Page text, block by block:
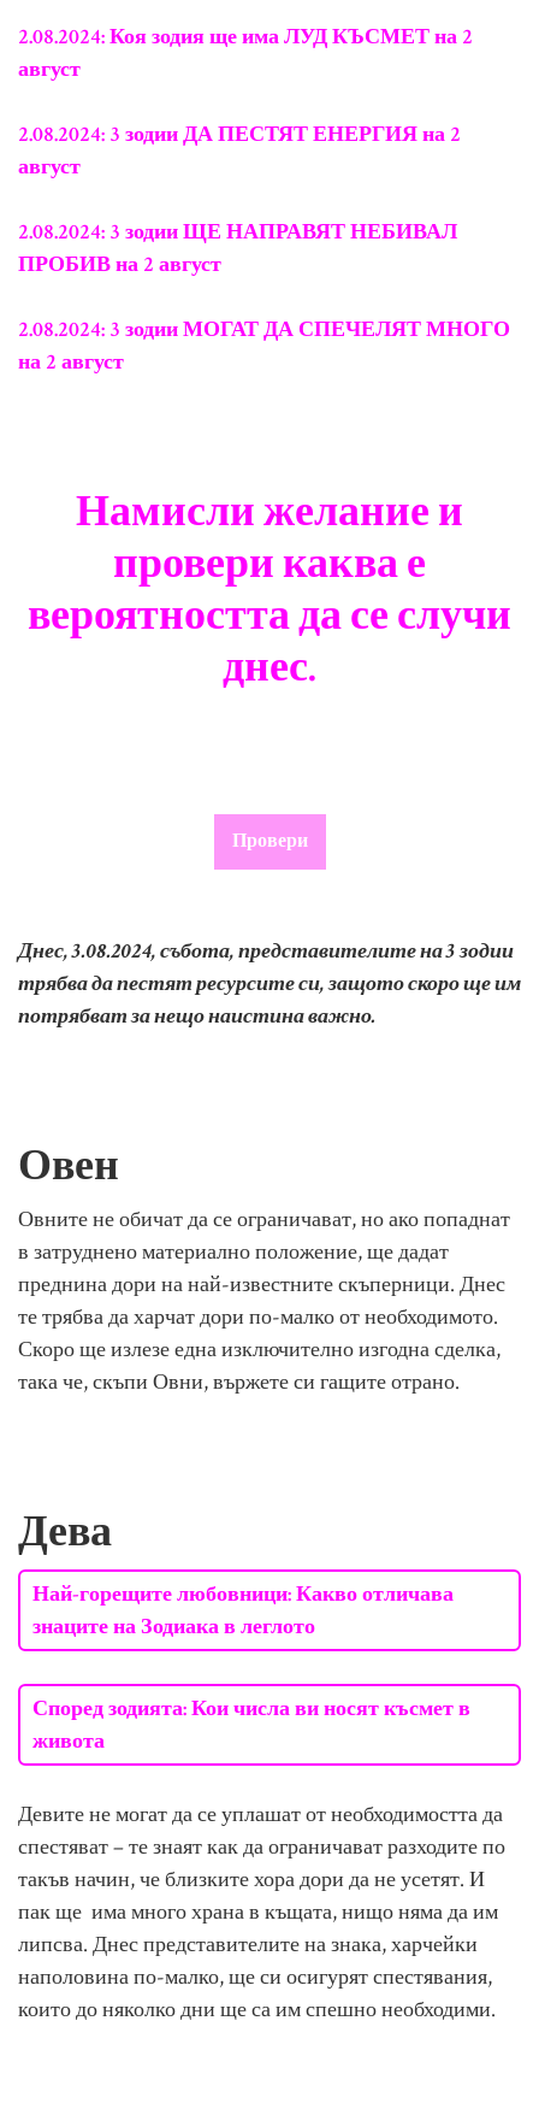
2.08.2024: Коя зодия ще има ЛУД КЪСМЕТ на 2
август
2.08.2024: 3 зодии ДА ПЕСТЯТ ЕНЕРГИЯ на 2
август
2.08.2024: 3 зодии ЩЕ НАПРАВЯТ НЕБИВАЛ
ПРОБИВ на 2 август
2.08.2024: 3 зодии МОГАТ ДА СПЕЧЕЛЯТ МНОГО
на 2 август
Намисли желание и
провери каква е
вероятността да се случи
днес.
Провери
Днес, 3.08.2024, събота, представителите на 3 зодии
трябва да пестят ресурсите си, защото скоро ще им
потрябват за нещо наистина важно.
Овен
Овните не обичат да се ограничават, но ако попаднат
в затруднено материално положение, ще дадат
преднина дори на най-известните скъперници. Днес
те трябва да харчат дори по-малко от необходимото.
Скоро ще излезе една изключително изгодна сделка,
така че, скъпи Овни, вържете си гащите отрано.
Дева
Най-горещите любовници: Какво отличава
знаците на Зодиака в леглото
Според зодията: Кои числа ви носят късмет в
живота
Девите не могат да се уплашат от необходимостта да
спестяват – те знаят как да ограничават разходите по
такъв начин, че близките хора дори да не усетят. И
пак ще има много храна в къщата, нищо няма да им
липсва. Днес представителите на знака, харчейки
наполовина по-малко, ще си осигурят спестявания,
които до няколко дни ще са им спешно необходими.